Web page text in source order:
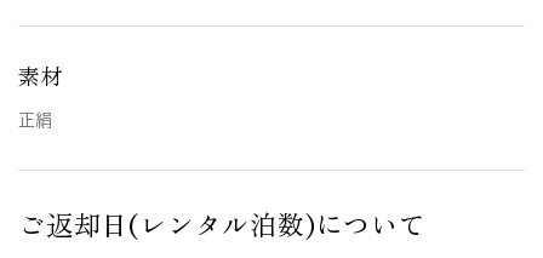
素材
正絹
ご返却日(レンタル泊数)について